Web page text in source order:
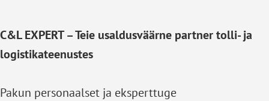
C&L EXPERT – Teie usaldusväärne partner tolli- ja
logistikateenustes
Pakun personaalset ja eksperttuge